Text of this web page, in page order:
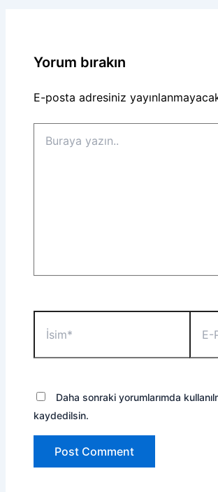
Yorum bırakın
E-posta adresiniz
yazın..
Daha sonraki yorumlarımda
kaydedilsin.